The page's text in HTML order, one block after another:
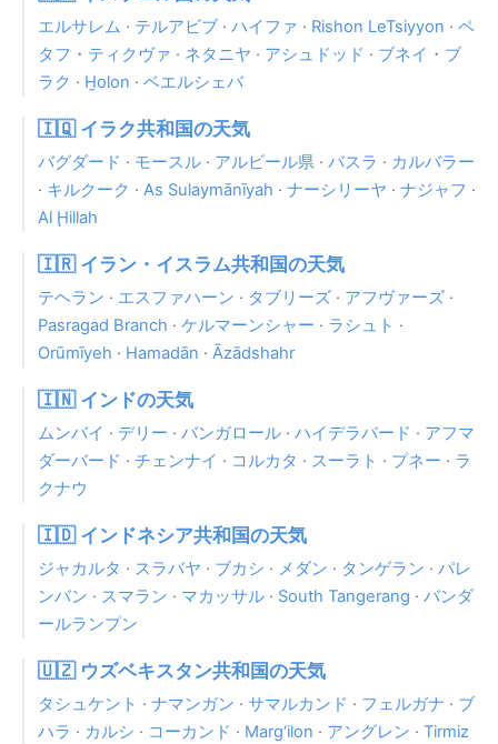
エルサレム · テルアビブ · ハイファ · Rishon LeTsiyyon · ペ
タフ・ティクヴァ · ネタニヤ · アシュドッド · ブネイ・ブ
ラク · H̱olon · ベエルシェバ
🇮🇶 イラク共和国の天気
バグダード · モースル · アルビール県 · バスラ · カルバラー
· キルクーク · As Sulaymānīyah · ナーシリーヤ · ナジャフ ·
Al Ḩillah
🇮🇷 イラン・イスラム共和国の天気
テヘラン · エスファハーン · タブリーズ · アフヴァーズ ·
Pasragad Branch · ケルマーンシャー · ラシュト ·
Orūmīyeh · Hamadān · Āzādshahr
🇮🇳 インドの天気
ムンバイ · デリー · バンガロール · ハイデラバード · アフマ
ダーバード · チェンナイ · コルカタ · スーラト · プネー · ラ
クナウ
🇮🇩 インドネシア共和国の天気
ジャカルタ · スラバヤ · ブカシ · メダン · タンゲラン · パレ
ンバン · スマラン · マカッサル · South Tangerang · バンダ
ールランプン
🇺🇿 ウズベキスタン共和国の天気
タシュケント · ナマンガン · サマルカンド · フェルガナ · ブ
ハラ · カルシ · コーカンド · Marg‘ilon · アングレン · Tirmiz